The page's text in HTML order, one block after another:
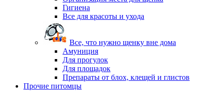
Гигиена
Все для красоты и ухода
Все, что нужно щенку вне дома
Амуниция
Для прогулок
Для площадок
Препараты от блох, клещей и глистов
Прочие питомцы